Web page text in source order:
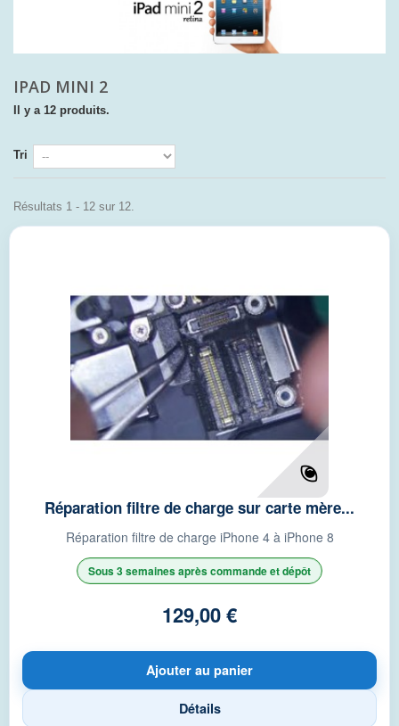
IPAD MINI 2
Il y a 12 produits.
Tri
Résultats 1 - 12 sur 12.
Réparation filtre de charge sur carte mère...
Réparation filtre de charge iPhone 4 à iPhone 8
Sous 3 semaines après commande et dépôt
129,00 €
Ajouter au panier
Détails